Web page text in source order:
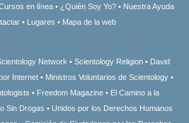
en línea ¿Quién Soy Yo?
Nuestra Ayuda
Lugares Mapa de la web
Network Scientology Religion
David
Internet
Ministros Voluntarios de Scientology
Freedom Magazine
El Camino a la
Sin Drogas
Unidos por los Derechos Humanos